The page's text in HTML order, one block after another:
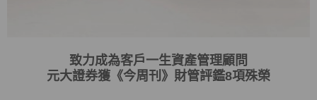
致力成為客戶一生資產管理顧問
元大證券獲《今周刊》財管評鑑8項殊榮